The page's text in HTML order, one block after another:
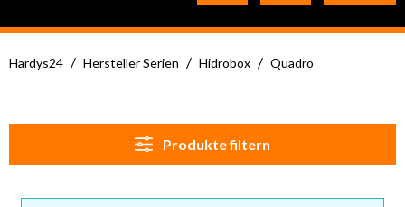
Hardys24 / Hersteller Serien / Hidrobox / Quadro
Produkte filtern